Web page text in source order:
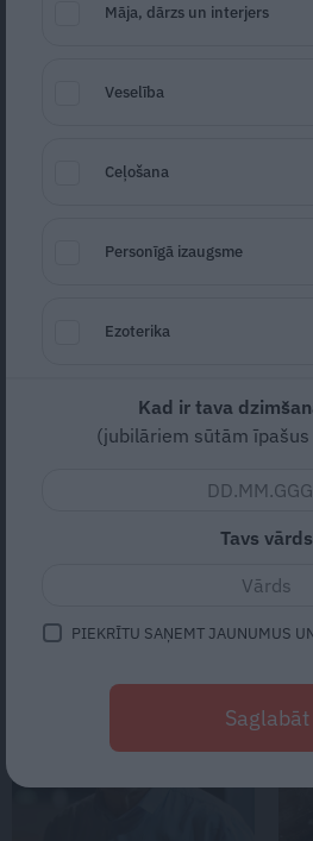
Aktieris Ģirts Ķesteris
Aktrise Lidija Pupure
un nonāk pie skumjas
Māja, dārzs un interjers
Veselība
Ceļošana
Personīgā izaugsme
Ezoterika
Kad ir tava
(jubilāriem sūtām
Tavs vārds
PIEKRĪTU SAŅEMT JAUNUMUS
Saglabāt